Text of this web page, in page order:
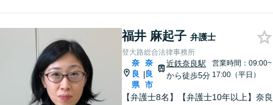
福井 麻起子 弁護士
登大路総合法律事務所
奈
良
県
|
奈
良
市
近鉄奈良駅
から徒歩5分
営業時間：09:00~
17:00（平日）
【弁護士8名】【弁護士10年以上】奈良